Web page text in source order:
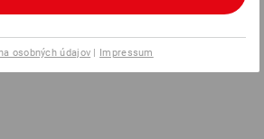
osobných údajov | Impressum